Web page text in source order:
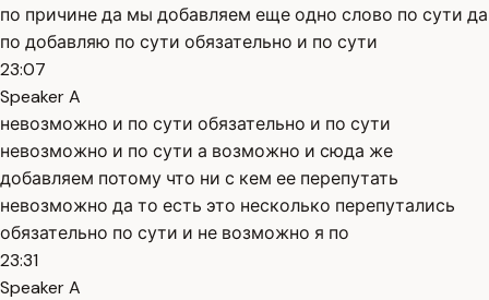
по причине да мы добавляем еще одно слово по сути да
по добавляю по сути обязательно и по сути
23:07
Speaker A
невозможно и по сути обязательно и по сути
невозможно и по сути а возможно и сюда же
добавляем потому что ни с кем ее перепутать
невозможно да то есть это несколько перепутались
обязательно по сути и не возможно я по
23:31
Speaker A